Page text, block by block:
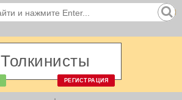
Толкинисты
РЕГИСТРАЦИЯ